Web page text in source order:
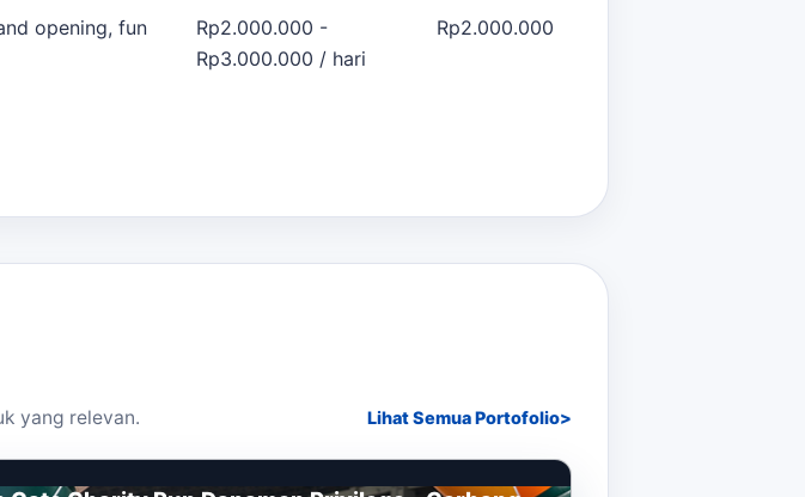
opening, fun
Rp2.000.000 -
Rp3.000.000 / hari
Rp2.000.000
yang relevan. Lihat Semua Portofolio